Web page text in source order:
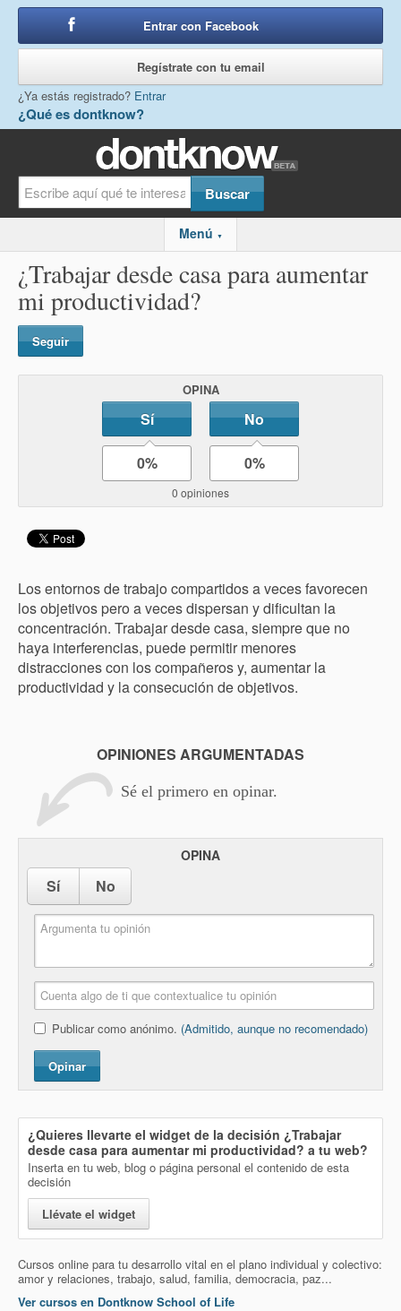
¿Qué es dontknow?
Entrar con Facebook
Regístrate con tu email
¿Ya estás registrado? Entrar
Menú ▼
¿Trabajar desde casa para aumentar
mi productividad?
Seguir
OPINA
Sí No
0% 0%
0 opiniones
Los entornos de trabajo compartidos a veces favorecen
los objetivos pero a veces dispersan y dificultan la
concentración. Trabajar desde casa, siempre que no
haya interferencias, puede permitir menores
distracciones con los compañeros y, aumentar la
productividad y la consecución de objetivos.
OPINIONES ARGUMENTADAS
Sé el primero en opinar.
OPINA
Sí No
Publicar como anónimo. (Admitido, aunque no recomendado)
Opinar
¿Quieres llevarte el widget de la decisión ¿Trabajar
desde casa para aumentar mi productividad? a tu web?
Inserta en tu web, blog o página personal el contenido de esta
decisión
Llévate el widget
Cursos online para tu desarrollo vital en el plano individual y colectivo:
amor y relaciones, trabajo, salud, familia, democracia, paz...
Ver cursos en Dontknow School of Life